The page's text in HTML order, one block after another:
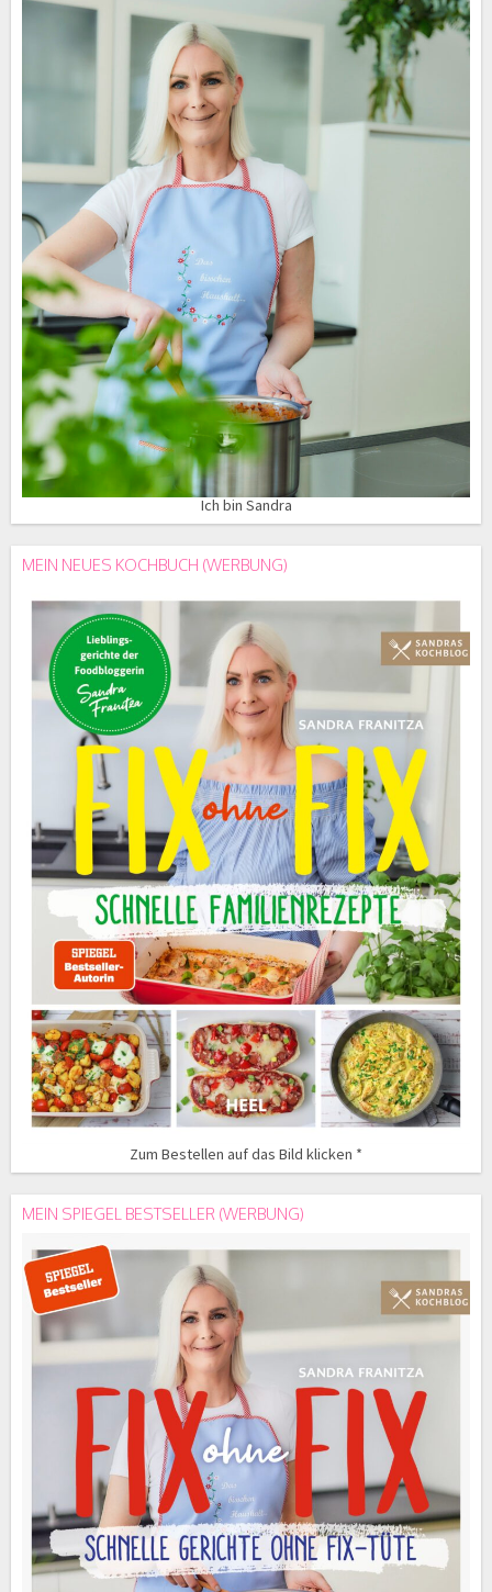
Ich bin Sandra
MEIN NEUES KOCHBUCH (WERBUNG)
Zum Bestellen auf das Bild klicken *
MEIN SPIEGEL BESTSELLER (WERBUNG)